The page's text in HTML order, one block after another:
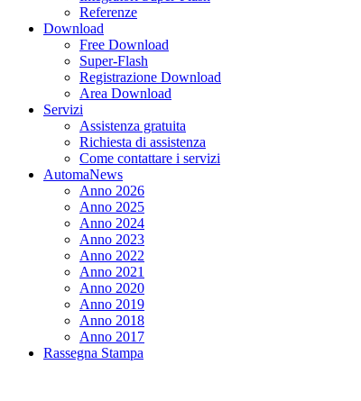
Referenze
Download
Free Download
Super-Flash
Registrazione Download
Area Download
Servizi
Assistenza gratuita
Richiesta di assistenza
Come contattare i servizi
AutomaNews
Anno 2026
Anno 2025
Anno 2024
Anno 2023
Anno 2022
Anno 2021
Anno 2020
Anno 2019
Anno 2018
Anno 2017
Rassegna Stampa